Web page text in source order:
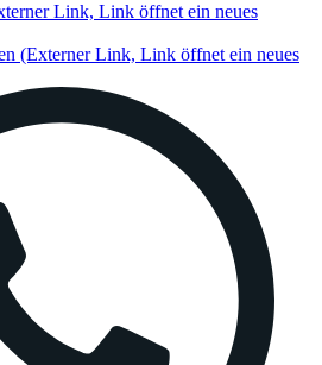
Link, Link öffnet ein neues
(Externer Link, Link öffnet ein neues